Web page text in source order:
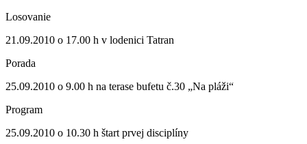
Losovanie
21.09.2010 o 17.00 h v lodenici Tatran
Porada
25.09.2010 o 9.00 h na terase bufetu č.30 „Na pláži“
Program
25.09.2010 o 10.30 h štart prvej disciplíny